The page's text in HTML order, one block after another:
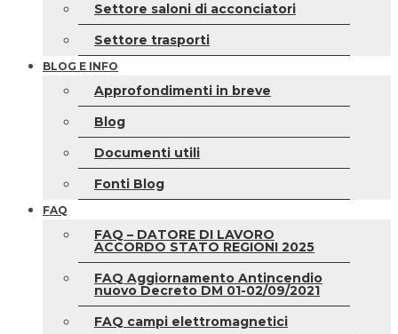
Settore saloni di acconciatori
Settore trasporti
BLOG E INFO
Approfondimenti in breve
Blog
Documenti utili
Fonti Blog
FAQ
FAQ – DATORE DI LAVORO
ACCORDO STATO REGIONI 2025
FAQ Aggiornamento Antincendio
nuovo Decreto DM 01-02/09/2021
FAQ campi elettromagnetici